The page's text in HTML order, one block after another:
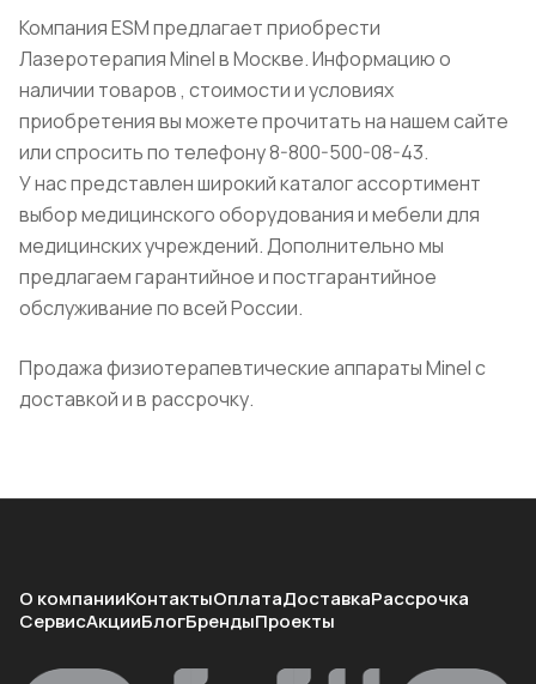
Компания ESM предлагает приобрести
Лазеротерапия Minel в Москве. Информацию о
наличии товаров , стоимости и условиях
приобретения вы можете прочитать на нашем сайте
или спросить по телефону 8-800-500-08-43.
У нас представлен широкий каталог ассортимент
выбор медицинского оборудования и мебели для
медицинских учреждений. Дополнительно мы
предлагаем гарантийное и постгарантийное
обслуживание по всей России.
Продажа физиотерапевтические аппараты Minel с
доставкой и в рассрочку.
О компанииКонтактыОплатаДоставкаРассрочка
СервисАкцииБлогБрендыПроекты